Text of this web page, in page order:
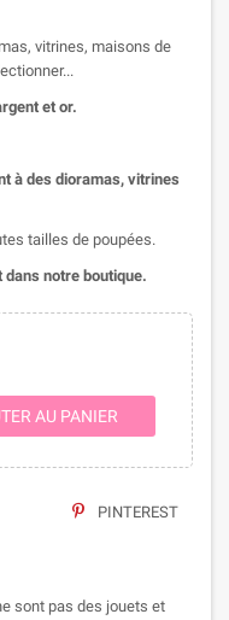
vitrines, maisons de
et or.
à des dioramas, vitrines
tailles de poupées.
notre boutique.
AU PANIER
PINTEREST
sont pas des jouets et